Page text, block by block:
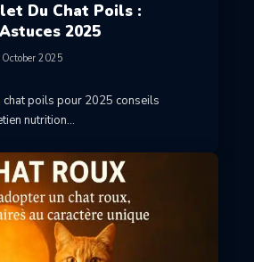
Du Chat Poils :
2025
2025
chat poils pour 2025 conseils
nutrition…